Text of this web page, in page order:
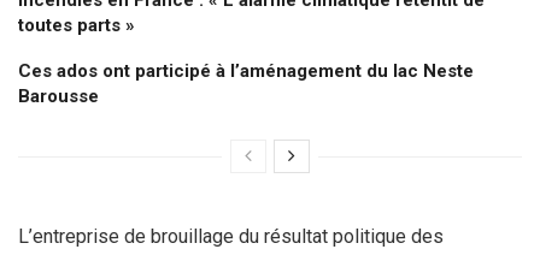
toutes parts »
Ces ados ont participé à l’aménagement du lac Neste
Barousse
L’entreprise de brouillage du résultat politique des